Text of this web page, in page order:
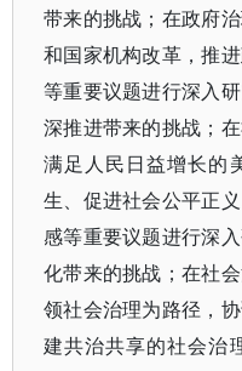
带来的挑战；在政府
和国家机构改革，推
等重要议题进行深入
深推进带来的挑战；
满足人民日益增长的
生、促进社会公平正
感等重要议题进行深
化带来的挑战；在社
领社会治理为路径，
建共治共享的社会治